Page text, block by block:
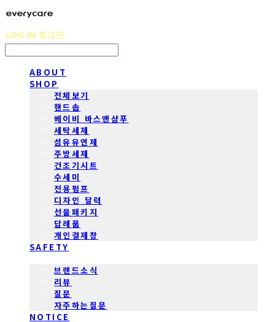
LOG IN 로그인
ABOUT
SHOP
전체보기
핸드솝
베이비 바스앤샴푸
세탁세제
섬유유연제
주방세제
건조기시트
수세미
전용펌프
디자인 달력
선물패키지
답례품
개인결제창
SAFETY
브랜드소식
리뷰
질문
자주하는질문
NOTICE